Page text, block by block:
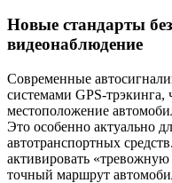
Новые стандарты
видеонаблюдение
Современные
системами GPS-трэкинга,
местоположение
Это особенно актуально
автотранспортных
активировать «тревожную
точный маршрут